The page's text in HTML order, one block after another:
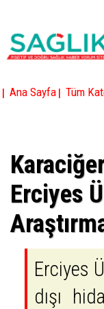
| Ana Sayfa | Tüm
Erciyes
Erciyes
dışı